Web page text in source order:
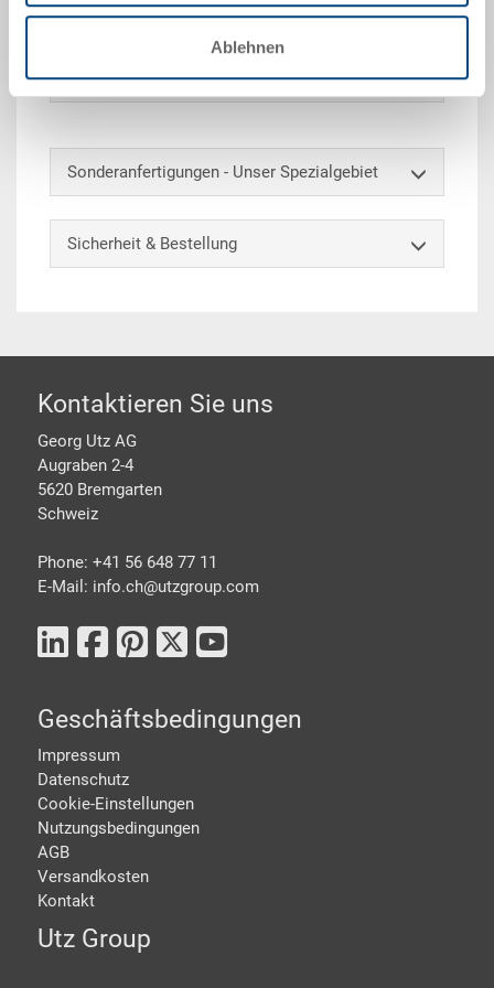
Ablehnen
gekennzeichnet und unterteilt werden.
Optionales Zubehör
Sonderanfertigungen - Unser Spezialgebiet
Sicherheit & Bestellung
Footer
Kontaktieren Sie uns
Georg Utz AG
Augraben 2-4
5620 Bremgarten
Schweiz
Phone: +41 56 648 77 11
E-Mail: info.ch@utzgroup.com
Geschäftsbedingungen
Impressum
Datenschutz
Cookie-Einstellungen
Nutzungsbedingungen
AGB
Versandkosten
Kontakt
Utz Group